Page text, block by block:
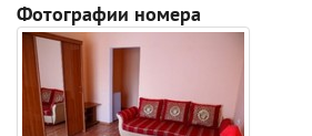
Фотографии номера